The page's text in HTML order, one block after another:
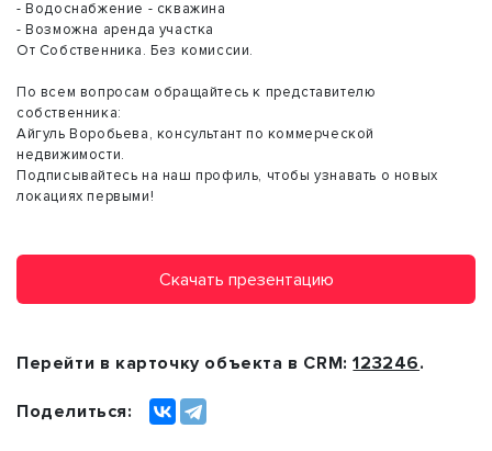
- Водоснабжение - скважина
- Возможна аренда участка
От Собственника. Без комиссии.
По всем вопросам обращайтесь к представителю
собственника:
Айгуль Воробьева, консультант по коммерческой
недвижимости.
Подписывайтесь на наш профиль, чтобы узнавать о новых
локациях первыми!
Скачать презентацию
Перейти в карточку объекта в CRM:123246.
Поделиться: